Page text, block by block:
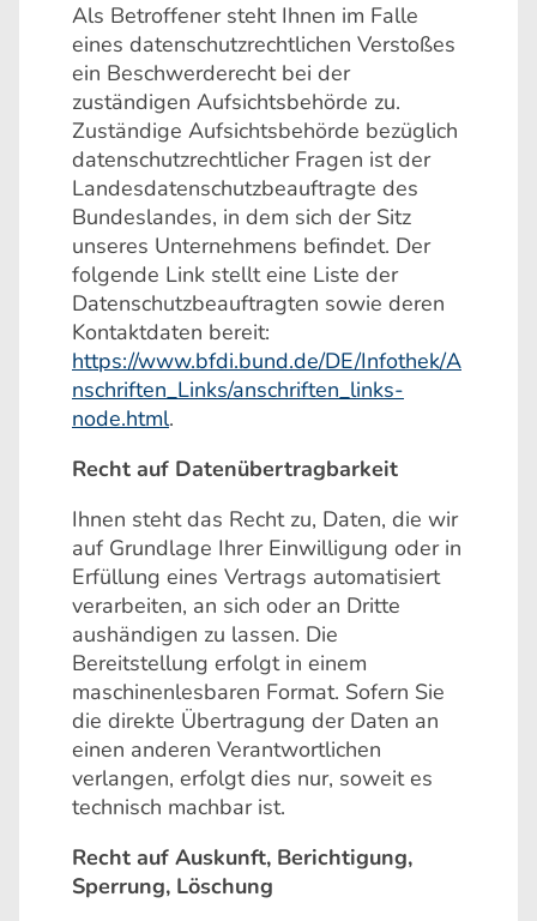
Als Betroffener steht Ihnen im Falle
eines datenschutzrechtlichen Verstoßes
ein Beschwerderecht bei der
zuständigen Aufsichtsbehörde zu.
Zuständige Aufsichtsbehörde bezüglich
datenschutzrechtlicher Fragen ist der
Landesdatenschutzbeauftragte des
Bundeslandes, in dem sich der Sitz
unseres Unternehmens befindet. Der
folgende Link stellt eine Liste der
Datenschutzbeauftragten sowie deren
Kontaktdaten bereit:
https://www.bfdi.bund.de/DE/Infothek/A
nschriften_Links/anschriften_links-
node.html.
Recht auf Datenübertragbarkeit
Ihnen steht das Recht zu, Daten, die wir
auf Grundlage Ihrer Einwilligung oder in
Erfüllung eines Vertrags automatisiert
verarbeiten, an sich oder an Dritte
aushändigen zu lassen. Die
Bereitstellung erfolgt in einem
maschinenlesbaren Format. Sofern Sie
die direkte Übertragung der Daten an
einen anderen Verantwortlichen
verlangen, erfolgt dies nur, soweit es
technisch machbar ist.
Recht auf Auskunft, Berichtigung,
Sperrung, Löschung